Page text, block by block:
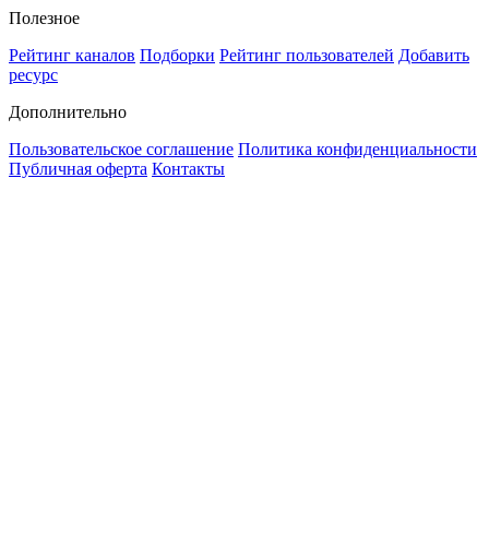
Полезное
Рейтинг каналов Подборки Рейтинг пользователей Добавить
ресурс
Дополнительно
Пользовательское соглашение Политика конфиденциальности
Публичная оферта Контакты